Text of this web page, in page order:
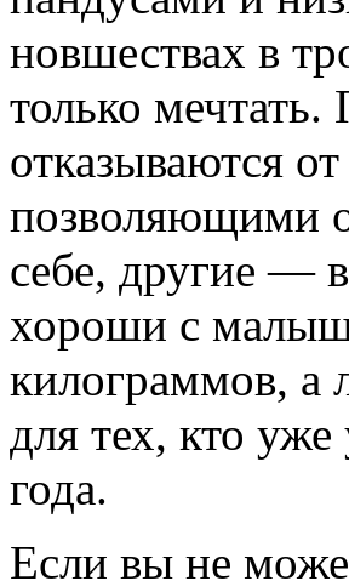
новшествах в
только
отказываются
позволяющими
себе, другие —
хороши с
килограммов, а
для тех, кто
года.
Если вы не